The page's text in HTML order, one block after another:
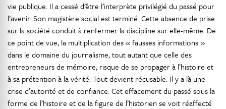
vie publique. Il a cessé d’être l’interprète privilégié du passé pour
l’avenir. Son magistère social est terminé. Cette absence de prise
sur la société conduit à renfermer la discipline sur elle-même. De
ce point de vue, la multiplication des « fausses informations »
dans le domaine du journalisme, tout autant que celle des
entrepreneurs de mémoire, risque de se propager à l’histoire et
à sa prétention à la vérité. Tout devient récusable. Il y a là une
crise d’autorité et de confiance. Cet effacement du passé sous la
forme de l’histoire et de la figure de l’historien se voit réaffecté